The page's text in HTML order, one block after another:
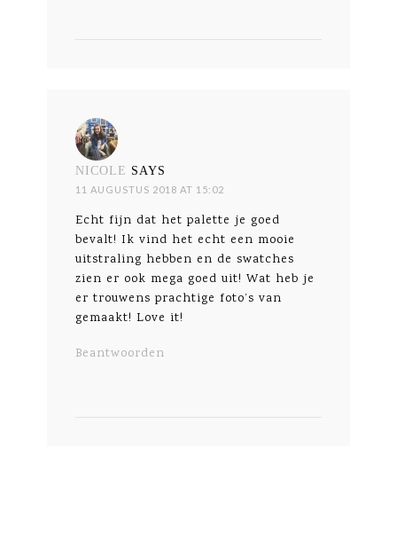
NICOLE SAYS
11 AUGUSTUS 2018 AT 15:02
Echt fijn dat het palette je goed
bevalt! Ik vind het echt een mooie
uitstraling hebben en de swatches
zien er ook mega goed uit! Wat heb je
er trouwens prachtige foto’s van
gemaakt! Love it!
Beantwoorden